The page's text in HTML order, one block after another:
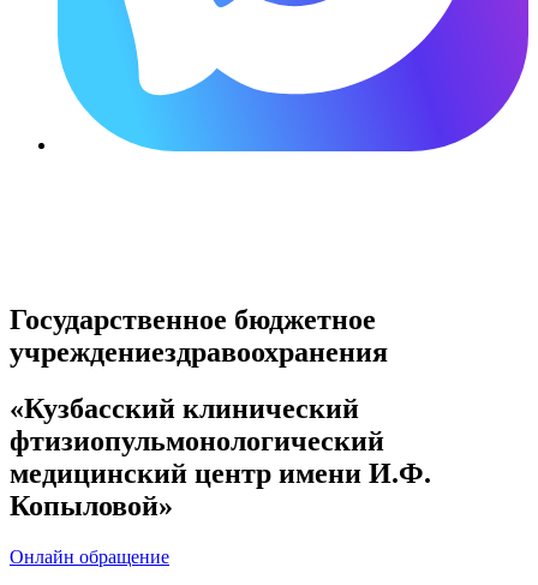
Государственное бюджетное
учреждениездравоохранения
«Кузбасский клинический
фтизиопульмонологический
медицинский центр имени И.Ф.
Копыловой»
Онлайн обращение